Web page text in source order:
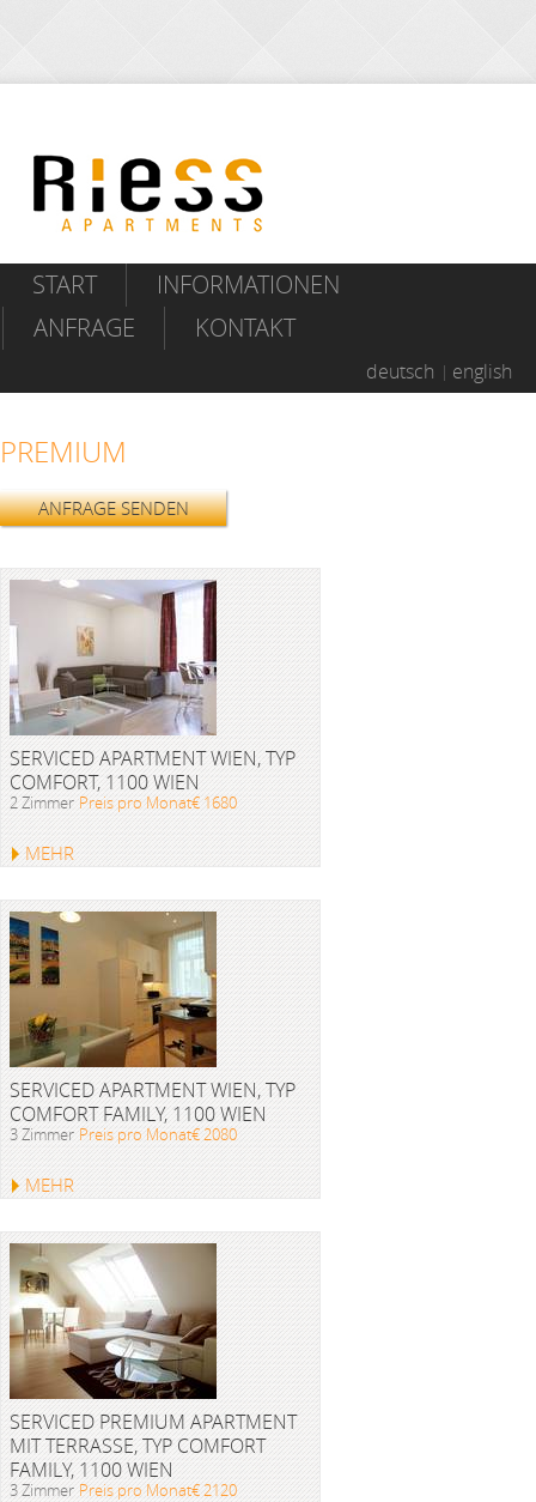
START
INFORMATIONEN
ANFRAGE
KONTAKT
deutsch english
PREMIUM
ANFRAGE SENDEN
SERVICED APARTMENT WIEN, TYP
COMFORT, 1100 WIEN
2 Zimmer Preis pro Monat€ 1680
MEHR
SERVICED APARTMENT WIEN, TYP
COMFORT FAMILY, 1100 WIEN
3 Zimmer Preis pro Monat€ 2080
MEHR
SERVICED PREMIUM APARTMENT
MIT TERRASSE, TYP COMFORT
FAMILY, 1100 WIEN
3 Zimmer Preis pro Monat€ 2120